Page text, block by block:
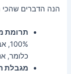
הנה הדברים
תרומת
כלומר,
מגבלת